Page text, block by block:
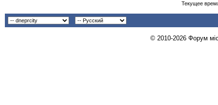
Текущее
© 2010-2026 Форум